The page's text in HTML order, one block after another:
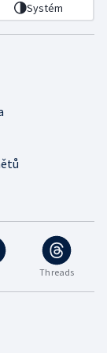
Systém
Threads